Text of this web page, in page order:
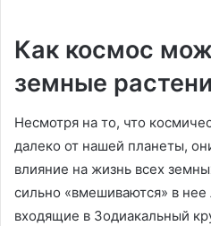
Как космос
земные
Несмотря на то, что
далеко от нашей планеты,
влияние на жизнь всех
сильно «вмешиваются» в нее
входящие в Зодиакальный